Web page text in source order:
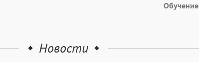
Обучение
Новости